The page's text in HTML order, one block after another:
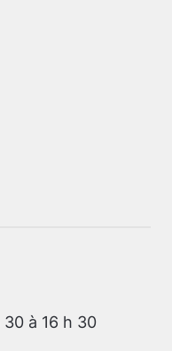
à 16 h 30